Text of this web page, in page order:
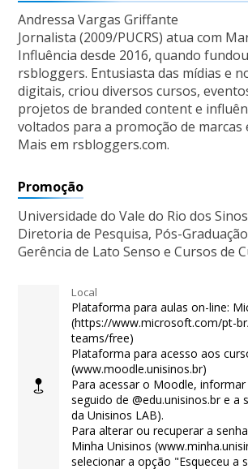
Andressa Vargas Griffante
Jornalista (2009/PUCRS) atua com
Influência desde 2016, quando
rsbloggers. Entusiasta das mídias e
digitais, criou diversos cursos,
projetos de branded content e
voltados para a promoção de marcas
Mais em rsbloggers.com.
Promoção
Universidade do Vale do Rio dos
Diretoria de Pesquisa, Pós-
Gerência de Lato Senso e Cursos de
Local
Plataforma para aulas on-line:
(https://www.microsoft.com/pt-
teams/free)
Plataforma para acesso aos
(www.moodle.unisinos.br)
Para acessar o Moodle,
seguido de @edu.unisinos.br e a
da Unisinos LAB).
Para alterar ou recuperar a
Minha Unisinos
selecionar a opção "Esqueceu a